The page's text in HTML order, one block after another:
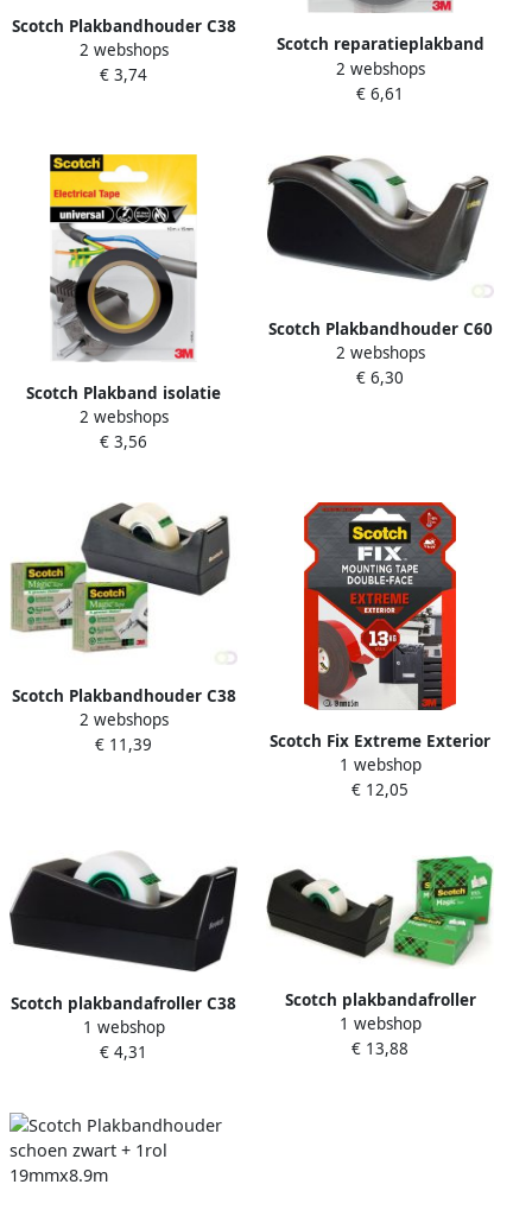
Scotch Plakbandhouder C38
verzwaard zwart
2 webshops
€ 3,74
Scotch reparatieplakband
anti-lek ft 25 mm x 3 m
zwart blisterverpakking
2 webshops
€ 6,61
Scotch Plakband isolatie
15mmx10m zwart
2 webshops
€ 3,56
Scotch Plakbandhouder C60
zwart + 1rol magic tape
19mmx33m
2 webshops
€ 6,30
Scotch Plakbandhouder C38
recycled zwart + 3rol magic
tape 900 19mmx33m
2 webshops
€ 11,39
Scotch Fix Extreme Exterior
montagetape ft 19 mm x 5
m draagt tot 13 kg
1 webshop
€ 12,05
Scotch plakbandafroller C38
zwart
1 webshop
€ 4,31
Scotch plakbandafroller
zwart + 4 rollen
1 webshop
€ 13,88